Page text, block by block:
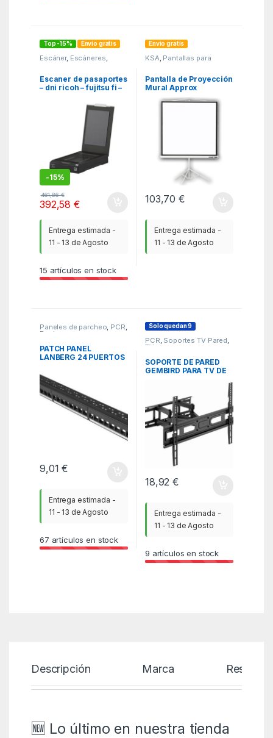
Top -15% Envío gratis
Escáner, Escáneres,
Escaner de pasaportes
– dni ricoh – fujitsu fi –
-15%
461,86€
392,58€
Entrega estimada -
11 - 13 de Agosto
15 artículos en stock
Envío gratis
KSA, Pantallas para
Proyectores Proyectores
Pantalla de Proyección
Mural Approx
appP180T/ 180 x
180cm
103,70€
Entrega estimada -
11 - 13 de Agosto
Paneles de parcheo, PCR,
Rack
PATCH PANEL
LANBERG 24 PUERTOS
MODULOS KEYSTONE
NEGRO
9,01€
Entrega estimada -
11 - 13 de Agosto
67 artículos en stock
Solo quedan 9
PCR, Soportes TV Pared,
TV
SOPORTE DE PARED
GEMBIRD PARA TV DE
PULGADAS
18,92€
Entrega estimada -
11 - 13 de Agosto
9 artículos en stock
Descripción Marca Reseñas
🆕 Lo último en nuestra tienda